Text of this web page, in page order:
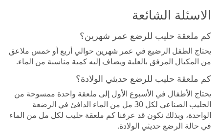
الاسئلة الشائعة
كم ملعقة حليب للرضع عمر شهرين؟
يحتاج الطفل الرضيع في عمر شهرين حوالي أربع أو خمس ملاعق
من المكيال المرفق بالعلبة ويضاف إليه كمية مناسبة من الماء.
كم ملعقة حليب للرضع حديثي الولادة؟
يحتاج الأطفال في الأسبوع الأول إلى ملعقة واحدة ممسوحة من
الحليب الصناعي لكل 30 مل من الماء الدافئ في الرضعة
الواحدة، وبذلك نكون قد عرفنا كم ملعقة حليب لكل مل من الماء
في حالة الرضع حديثي الولادة.